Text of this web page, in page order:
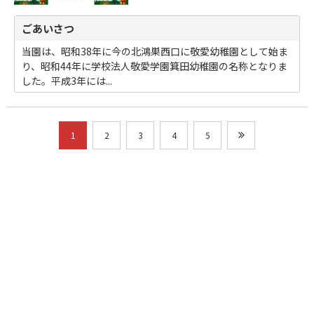
ごあいさつ
当園は、昭和38年に今の北鴻巣西口に敬愛幼稚園として始ま
り、昭和44年に学校法人敬愛学園箕田幼稚園の名称となりま
した。平成3年には...
1 2 3 4 5